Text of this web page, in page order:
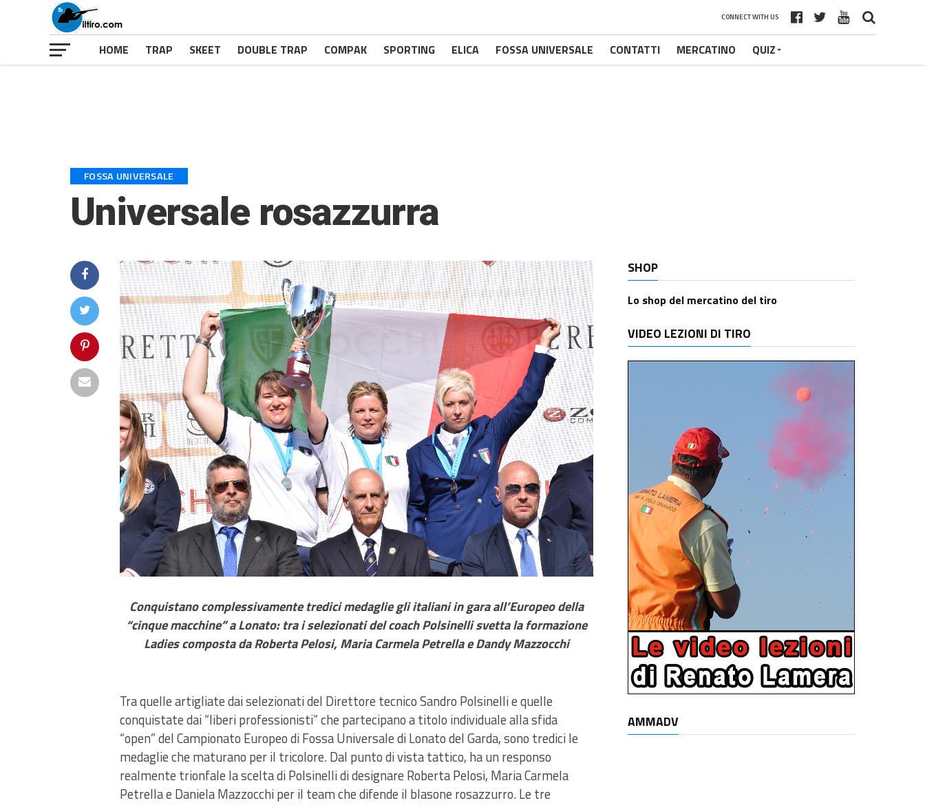
CONNECT WITH US
HOME TRAP SKEET DOUBLE TRAP COMPAK SPORTING ELICA FOSSA UNIVERSALE CONTATTI MERCATINO QUIZ
FOSSA UNIVERSALE
Universale rosazzurra
Conquistano complessivamente tredici medaglie gli italiani in gara all’Europeo della
“cinque macchine” a Lonato: tra i selezionati del coach Polsinelli svetta la formazione
Ladies composta da Roberta Pelosi, Maria Carmela Petrella e Dandy Mazzocchi
Tra quelle artigliate dai selezionati del Direttore tecnico Sandro Polsinelli e quelle
conquistate dai “liberi professionisti” che partecipano a titolo individuale alla sfida
“open” del Campionato Europeo di Fossa Universale di Lonato del Garda, sono tredici le
medaglie che maturano per il tricolore. Dal punto di vista tattico, ha un responso
realmente trionfale la scelta di Polsinelli di designare Roberta Pelosi, Maria Carmela
Petrella e Daniela Mazzocchi per il team che difende il blasone rosazzurro. Le tre
SHOP
Lo shop del mercatino del tiro
VIDEO LEZIONI DI TIRO
AMMADV